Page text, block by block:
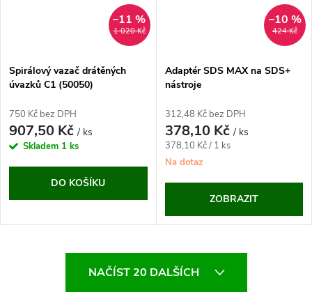
1 020 Kč
–11 %
Spirálový vazač drátěných
úvazků C1 (50050)
750 Kč bez DPH
907,50 Kč/ ks
Skladem 1 ks
DO KOŠÍKU
424 Kč
–10 %
Adaptér SDS MAX na SDS+
nástroje
312,48 Kč bez DPH
378,10 Kč/ ks
Měrná
cena:
378,10 Kč / 1 ks
Na dotaz
ZOBRAZIT
NAČÍST 20 DALŠÍCH